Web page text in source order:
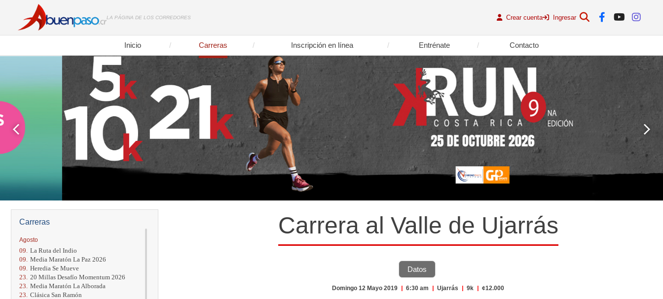
LA PÁGINA DE LOS CORREDORES Crear cuenta Ingresar
Inicio Carreras Inscripción en línea Entrénate Contacto
Carreras
Agosto
09. La Ruta del Indio
09. Media Maratón La Paz 2026
09. Heredia Se Mueve
23. 20 Millas Desafío Momentum 2026
23. Media Maratón La Alborada
23. Clásica San Ramón
Carrera al Valle de Ujarrás
Datos
Domingo 12 Mayo 2019 | 6:30 am | Ujarrás | 9k | ¢12.000